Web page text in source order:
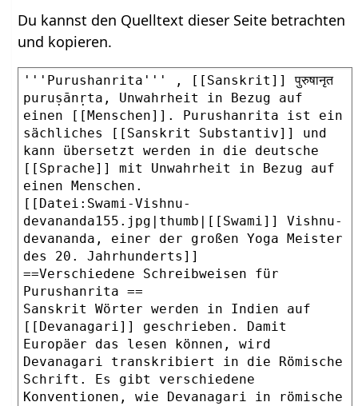
Du kannst den Quelltext dieser Seite betrachten
und kopieren.